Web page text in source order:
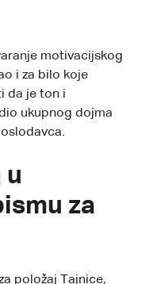
motivacijskog
i za bilo koje
da je ton i
ukupnog dojma
u
za
položaj Tajnice,